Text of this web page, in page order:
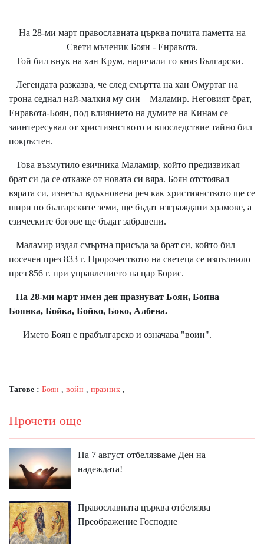
На 28-ми март православната църква почита паметта на
Свети мъченик Боян - Енравота.
Той бил внук на хан Крум, наричали го княз Български.
Легендата разказва, че след смъртта на хан Омуртаг на
трона седнал най-малкия му син – Маламир. Неговият брат,
Енравота-Боян, под влиянието на думите на Кинам се
заинтересувал от християнството и впоследствие тайно бил
покръстен.
Това възмутило езичника Маламир, който предизвикал
брат си да се откаже от новата си вяра. Боян отстоявал
вярата си, изнесъл вдъхновена реч как християнството ще се
шири по българските земи, ще бъдат изграждани храмове, а
езическите богове ще бъдат забравени.
Маламир издал смъртна присъда за брат си, който бил
посечен през 833 г. Пророчеството на светеца се изпълнило
през 856 г. при управлението на цар Борис.
На 28-ми март имен ден празнуват Боян, Бояна
Боянка, Бойка, Бойко, Боко, Албена.
Името Боян е прабългарско и означава "воин".
Тагове : Боян , войн , празник ,
Прочети още
На 7 август отбелязваме Ден на
надеждата!
Православната църква отбелязва
Преображение Господне